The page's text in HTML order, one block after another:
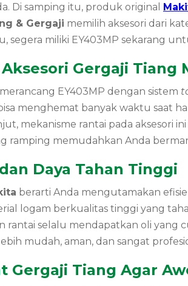
Di samping itu, produk original
& Gergaji memilih aksesori dari
segera miliki EY403MP sekarang
Gergaji Tiang
EY403MP dengan sistem
menghemat banyak waktu saat
mekanisme rantai pada aksesori
ramping memudahkan Anda
Daya Tahan Tinggi
berarti Anda mengutamakan
logam berkualitas tinggi yang
rantai selalu mendapatkan oli yang
mudah, aman, dan sangat
Gergaji Tiang Agar